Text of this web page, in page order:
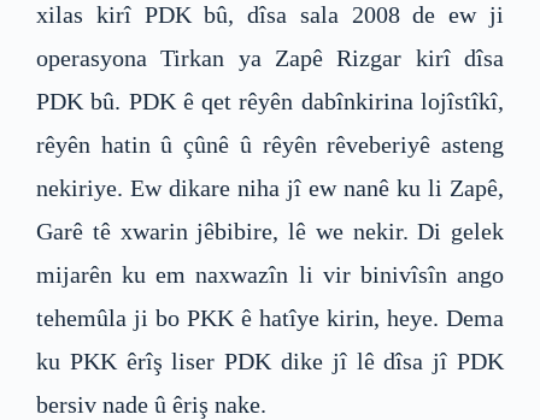
xilas kirî PDK bû, dîsa sala 2008 de ew ji
operasyona Tirkan ya Zapê Rizgar kirî dîsa
PDK bû. PDK ê qet rêyên dabînkirina lojîstîkî,
rêyên hatin û çûnê û rêyên rêveberiyê asteng
nekiriye. Ew dikare niha jî ew nanê ku li Zapê,
Garê tê xwarin jêbibire, lê we nekir. Di gelek
mijarên ku em naxwazîn li vir binivîsîn ango
tehemûla ji bo PKK ê hatîye kirin, heye. Dema
ku PKK êrîş liser PDK dike jî lê dîsa jî PDK
bersiv nade û êriş nake.